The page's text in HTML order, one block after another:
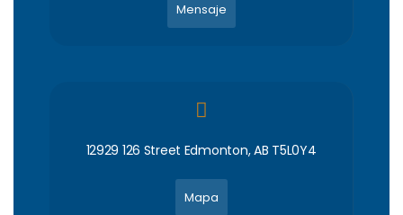
Mensaje
12929 126 Street Edmonton, AB T5L0Y4
Mapa